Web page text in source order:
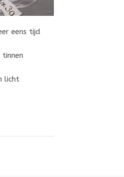
eens tijd
licht